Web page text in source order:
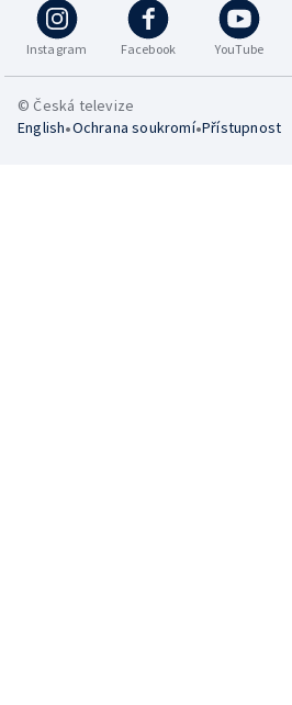
Instagram Facebook YouTube
© Česká televize
English•Ochrana soukromí•Přístupnost